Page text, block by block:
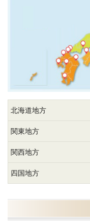
北海道地方
関東地方
関西地方
四国地方